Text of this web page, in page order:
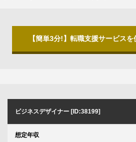
【簡単3分!】転職支援サービスを
ビジネスデザイナー [ID:38199]
想定年収